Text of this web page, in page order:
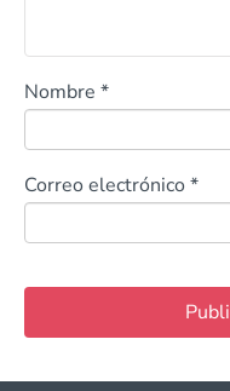
Nombre *
Correo electrónico *